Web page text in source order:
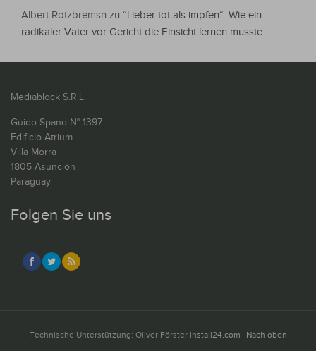
Albert Rotzbremsn zu “Lieber tot als impfen“: Wie ein
radikaler Vater vor Gericht die Einsicht lernen musste
Mediablock S.R.L.
Guido Spano N° 1397
Edificio Atrium
Villa Morra
1805 Asunción
Paraguay
Folgen Sie uns
Technische Unterstützung: Oliver Förster install24.com Nach oben